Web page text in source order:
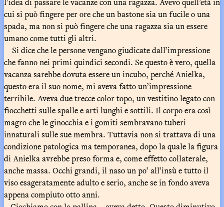
cui si può fingere per ore che un bastone sia un fucile o una
spada, ma non si può fingere che una ragazza sia un essere
umano come tutti gli altri.
Si dice che le persone vengano giudicate dall’impressione
che fanno nei primi quindici secondi. Se questo è vero, quella
vacanza sarebbe dovuta essere un incubo, perché Anielka,
questo era il suo nome, mi aveva fatto un’impressione
terribile. Aveva due trecce color topo, un vestitino legato con
fiocchetti sulle spalle e arti lunghi e sottili. Il corpo era così
magro che le ginocchia e i gomiti sembravano tuberi
innaturali sulle sue membra. Tuttavia non si trattava di una
condizione patologica ma temporanea, dopo la quale la figura
di Anielka avrebbe preso forma e, come effetto collaterale,
anche massa. Occhi grandi, il naso un po’ all’insù e tutto il
viso esageratamente adulto e serio, anche se in fondo aveva
appena compiuto otto anni.